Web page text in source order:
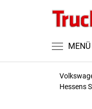
MENÜ
Hessens